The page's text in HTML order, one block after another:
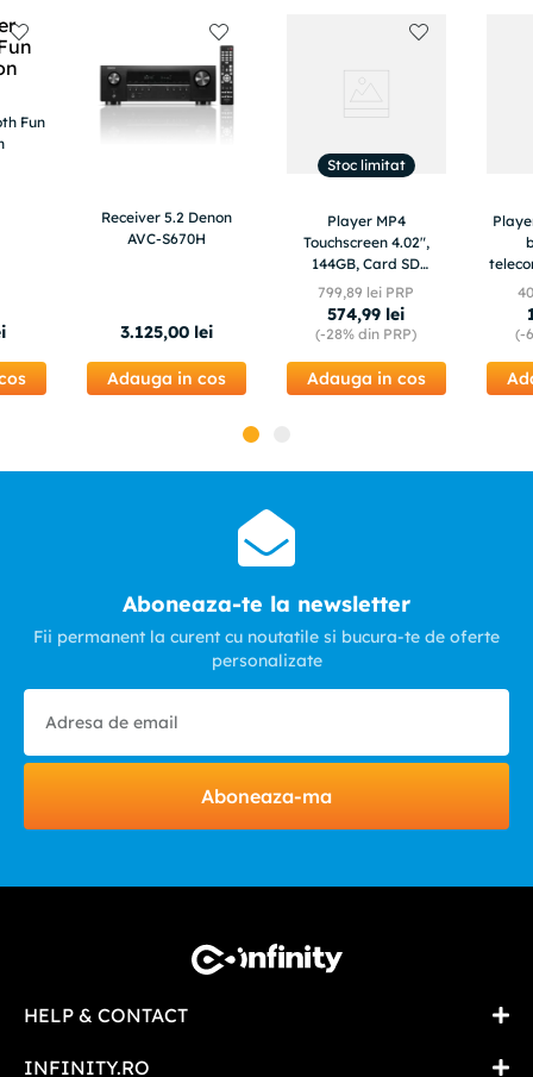
Fun
Receiver 5.2 Denon
AVC-S670H
3.125,00 lei
Adauga in cos
Stoc limitat
Player MP4
Touchscreen 4.02",
144GB, Card SD
512GB, Bluetooth,
Baterie 2000mAh, HiFi,
Radio FM,USB-C, Casti,
799,89 lei PRP
574,99 lei
(-28% din PRP)
Adauga in cos
(-
Aboneaza-te la newsletter
Fii permanent la curent cu noutatile si bucura-te de oferte
personalizate
Aboneaza-ma
HELP & CONTACT
INFINITY.RO